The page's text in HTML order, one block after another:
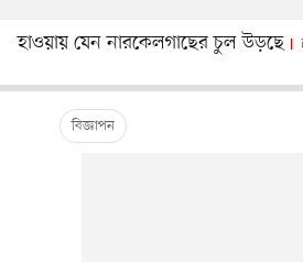
হাওয়ায় যেন নারকেলগাছের চুল উড়ছে